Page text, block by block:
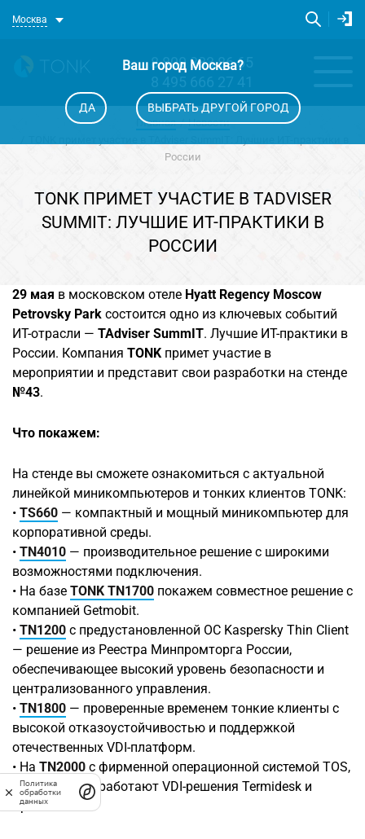
Москва
8 800 333 86 65
8 495 666 27 41
Ваш город Москва?
ДА ВЫБРАТЬ ДРУГОЙ ГОРОД
Главная
Новости
России
TONK ПРИМЕТ УЧАСТИЕ В TADVISER
SUMMIT: ЛУЧШИЕ ИТ-ПРАКТИКИ В
РОССИИ
29 мая в московском отеле Hyatt Regency Moscow
Petrovsky Park состоится одно из ключевых событий
ИТ-отрасли — TAdviser SummIT. Лучшие ИТ-практики в
России. Компания TONK примет участие в
мероприятии и представит свои разработки на стенде
№43.
Что покажем:
На стенде вы сможете ознакомиться с актуальной
линейкой миникомпьютеров и тонких клиентов TONK:
• TS660 — компактный и мощный миникомпьютер для
корпоративной среды.
• TN4010 — производительное решение с широкими
возможностями подключения.
• На базе TONK TN1700 покажем совместное решение с
компанией Getmobit.
• TN1200 с предустановленной ОС Kaspersky Thin Client
— решение из Реестра Минпромторга России,
обеспечивающее высокий уровень безопасности и
централизованного управления.
• TN1800 — проверенные временем тонкие клиенты с
высокой отказоустойчивостью и поддержкой
отечественных VDI-платформ.
• На TN2000 с фирменной операционной системой TOS,
покажем, как работают VDI-решения Termidesk и
Space.
Политика
обработки
данных